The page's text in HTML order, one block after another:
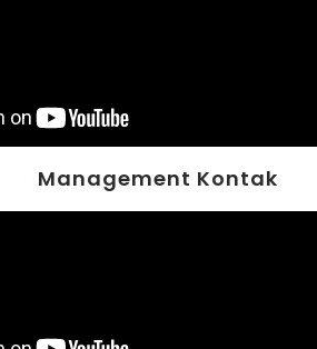
Management Kontak